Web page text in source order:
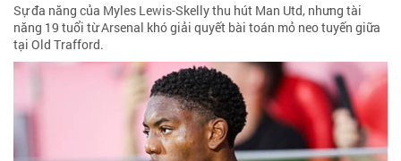
Sự đa năng của Myles Lewis-Skelly thu hút Man Utd, nhưng tài
năng 19 tuổi từ Arsenal khó giải quyết bài toán mỏ neo tuyến giữa
tại Old Trafford.